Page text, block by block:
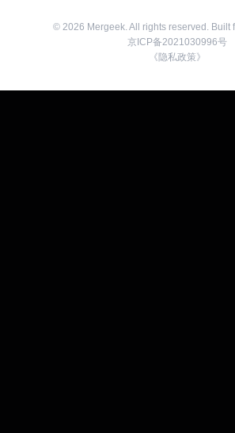
© 2026 Mergeek. All rights reserved. Built
京ICP备2021030996号
《隐私政策》